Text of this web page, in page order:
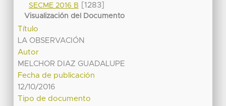
SECME 2016 B
[1283]
Visualización del Documento
Título
LA OBSERVACIÓN
Autor
MELCHOR DIAZ GUADALUPE
Fecha de publicación
12/10/2016
Tipo de documento